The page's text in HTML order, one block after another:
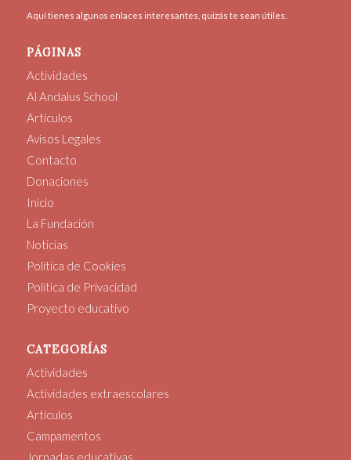
Aquí tienes algunos enlaces interesantes, quizás te sean útiles.
PÁGINAS
Actividades
Al Andalus School
Artículos
Avisos Legales
Contacto
Donaciones
Inicio
La Fundación
Noticias
Política de Cookies
Política de Privacidad
Proyecto educativo
CATEGORÍAS
Actividades
Actividades extraescolares
Artículos
Campamentos
Jornadas educativas